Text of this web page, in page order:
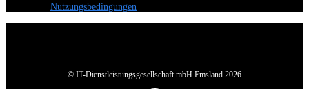
Nutzungsbedingungen
© IT-Dienstleistungsgesellschaft mbH Emsland 2026